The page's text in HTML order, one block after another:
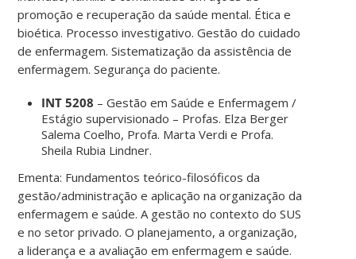
promoção e recuperação da saúde mental. Ética e
bioética. Processo investigativo. Gestão do cuidado
de enfermagem. Sistematização da assistência de
enfermagem. Segurança do paciente.
INT 5208 – Gestão em Saúde e Enfermagem /
Estágio supervisionado – Profas. Elza Berger
Salema Coelho, Profa. Marta Verdi e Profa.
Sheila Rubia Lindner.
Ementa: Fundamentos teórico-filosóficos da
gestão/administração e aplicação na organização da
enfermagem e saúde. A gestão no contexto do SUS
e no setor privado. O planejamento, a organização,
a liderança e a avaliação em enfermagem e saúde.